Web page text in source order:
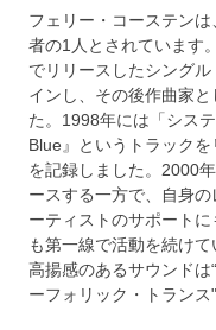
フェリー・コーステン
者の1人とされています
でリリースしたシングル
インし、その後作曲家
た。1998年には「シス
Blue』というトラック
を記録しました。2000
ースする一方で、自身
ーティストのサポート
も第一線で活動を続け
高揚感のあるサウンドは
ーフォリック・トランス